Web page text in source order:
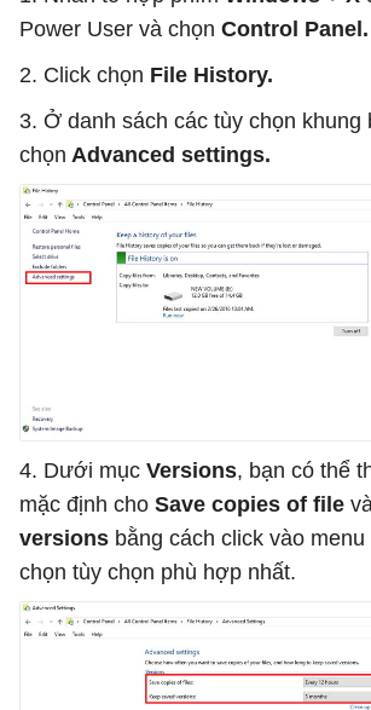
Power User và chọn Control Panel.
2. Click chọn File History.
3. Ở danh sách các tùy chọn khung
chọn Advanced settings.
4. Dưới mục Versions, bạn có thể
mặc định cho Save copies of file và
versions bằng cách click vào
chọn tùy chọn phù hợp nhất.